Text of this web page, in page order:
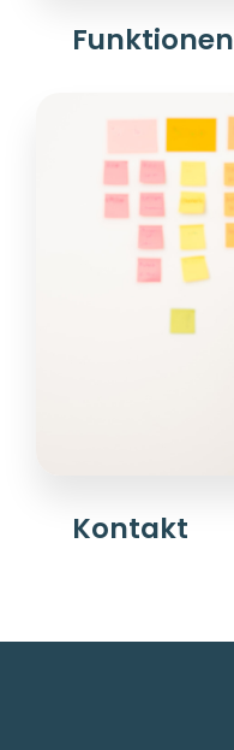
Funktionen
Kontakt